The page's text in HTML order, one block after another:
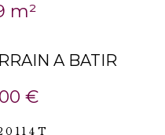
m²
A BATIR
€